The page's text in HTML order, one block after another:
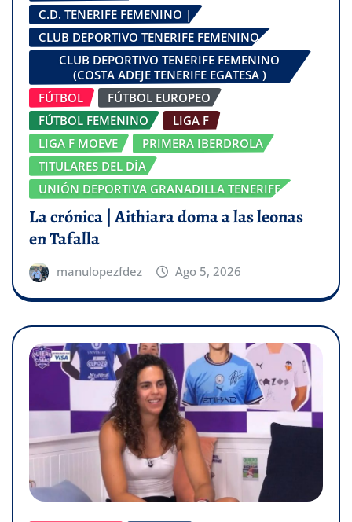
C.D. TENERIFE FEMENINO |
CLUB DEPORTIVO TENERIFE FEMENINO
CLUB DEPORTIVO TENERIFE FEMENINO
(COSTA ADEJE TENERIFE EGATESA )
FÚTBOL
FÚTBOL EUROPEO
FÚTBOL FEMENINO
LIGA F
LIGA F MOEVE
PRIMERA IBERDROLA
TITULARES DEL DÍA
UNIÓN DEPORTIVA GRANADILLA TENERIFE
La crónica | Aithiara doma a las leonas
en Tafalla
manulopezfdez Ago 5, 2026